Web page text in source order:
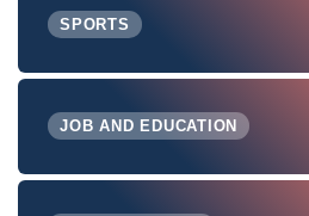
SPORTS
JOB AND EDUCATION